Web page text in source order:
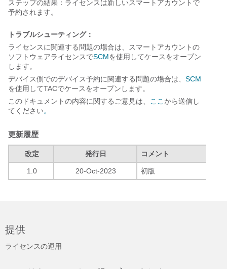
ステップの結果：ライセンスは新しいスマートアカウントで
予約されます。
トラブルシューティング：
ライセンスに関連する問題の場合は、スマートアカウントの
ソフトウェアライセンスでSCMを使用してケースをオープン
します。
デバイス側でのデバイス予約に関連する問題の場合は、 SCM
を使用してTACでケースをオープンします。
このドキュメントの内容に関するご意見は、
ここ から送信し
てください。
更新履歴
改定 発行日 コメント
1.0 20-Oct-2023 初版
提供
ライセンスの運用